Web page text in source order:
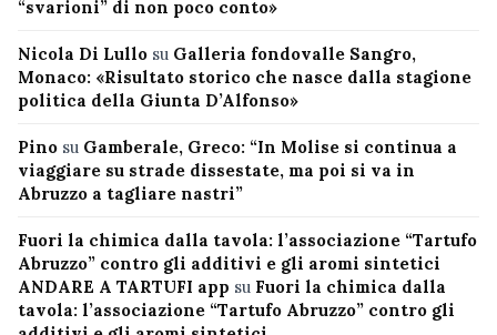
“svarioni” di non poco conto»
Nicola Di Lullo su Galleria fondovalle Sangro,
Monaco: «Risultato storico che nasce dalla stagione
politica della Giunta D’Alfonso»
Pino su Gamberale, Greco: “In Molise si continua a
viaggiare su strade dissestate, ma poi si va in
Abruzzo a tagliare nastri”
Fuori la chimica dalla tavola: l’associazione “Tartufo
Abruzzo” contro gli additivi e gli aromi sintetici
ANDARE A TARTUFI app su Fuori la chimica dalla
tavola: l’associazione “Tartufo Abruzzo” contro gli